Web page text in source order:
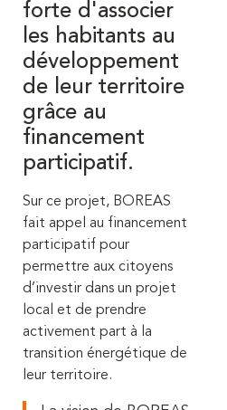
forte d'associer
les habitants au
développement
de leur territoire
grâce au
financement
participatif.
Sur ce projet, BOREAS
fait appel au financement
participatif pour
permettre aux citoyens
d’investir dans un projet
local et de prendre
activement part à la
transition énergétique de
leur territoire.